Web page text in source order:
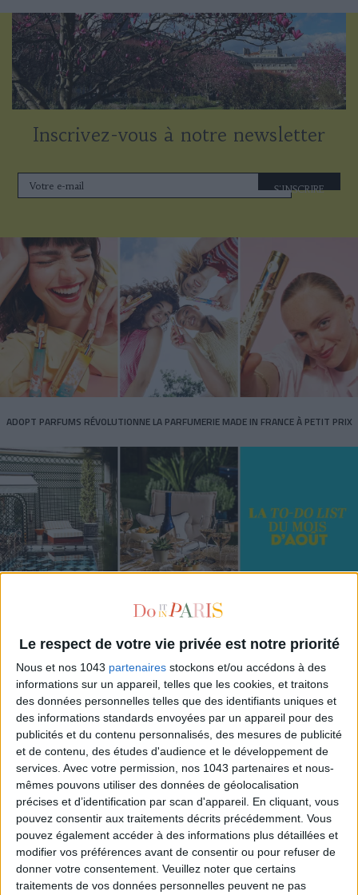
Le respect de votre vie privée est notre priorité
Nous et nos 1043 partenaires stockons et/ou accédons à des
informations sur un appareil, telles que les cookies, et traitons
des données personnelles telles que des identifiants uniques et
des informations standards envoyées par un appareil pour des
publicités et du contenu personnalisés, des mesures de publicité
et de contenu, des études d'audience et le développement de
services. Avec votre permission, nos 1043 partenaires et nous-
mêmes pouvons utiliser des données de géolocalisation
précises et d’identification par scan d'appareil. En cliquant, vous
pouvez consentir aux traitements décrits précédemment. Vous
pouvez également accéder à des informations plus détaillées et
modifier vos préférences avant de consentir ou pour refuser de
donner votre consentement. Veuillez noter que certains
traitements de vos données personnelles peuvent ne pas
Inscrivez-vous à notre newsletter
S'INSCRIRE
ADOPT PARFUMS RÉVOLUTIONNE LA PARFUMERIE MADE IN FRANCE À PETIT PRIX
LES SPF 50 QUI DONNENT ENVIE DE SE TARTINER